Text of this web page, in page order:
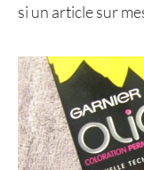
si un article sur